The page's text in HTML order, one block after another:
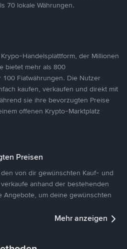
70 lokale Währungen.
Handelsplattform, der Millionen
bietet mehr als 800
Fiatwährungen. Die Nutzer
kaufen, verkaufen und direkt mit
sie ihre bevorzugten Preise
offenen Krypto-Marktplatz
Preisen
von dir gewünschten Kauf- und
anhand der bestehenden
Angebote, um deine gewünschten
Mehr anzeigen